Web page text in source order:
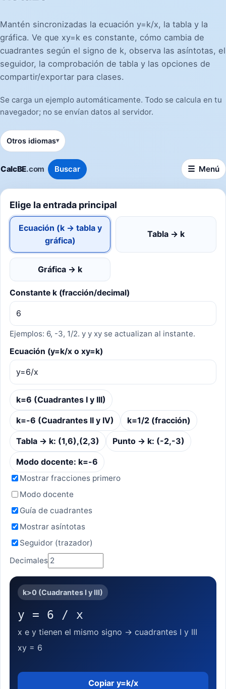
CalcBE.com Buscar Menú
Mantén sincronizadas la ecuación y=k/x, la tabla y la
gráfica. Ve que xy=k es constante, cómo cambia de
cuadrantes según el signo de k, observa las asíntotas, el
seguidor, la comprobación de tabla y las opciones de
compartir/exportar para clases.
Se carga un ejemplo automáticamente. Todo se calcula en tu
navegador; no se envían datos al servidor.
Otros idiomas
Elige la entrada principal
Ecuación (k → tabla y
gráfica)
Tabla → k
Gráfica → k
Constante k (fracción/decimal)
Ejemplos: 6, -3, 1/2. y y xy se actualizan al instante.
Ecuación (y=k/x o xy=k)
k=6 (Cuadrantes I y III)
k=-6 (Cuadrantes II y IV) k=1/2 (fracción)
Tabla → k: (1,6),(2,3) Punto → k: (-2,-3)
Modo docente: k=-6
Mostrar fracciones primero
Modo docente
Guía de cuadrantes
Mostrar asíntotas
Seguidor (trazador)
Decimales
k>0 (Cuadrantes I y III)
y = 6 / x
x e y tienen el mismo signo → cuadrantes I y III
xy = 6
Copiar y=k/x